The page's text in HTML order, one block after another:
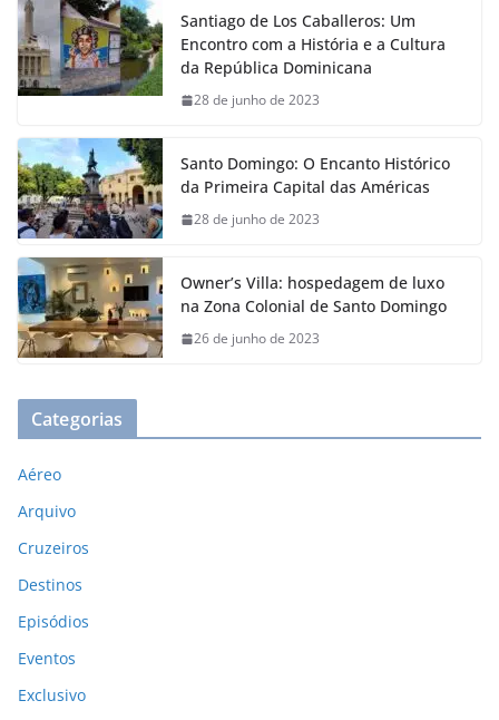
Santiago de Los Caballeros: Um
Encontro com a História e a Cultura
da República Dominicana
28 de junho de 2023
Santo Domingo: O Encanto Histórico
da Primeira Capital das Américas
28 de junho de 2023
Owner’s Villa: hospedagem de luxo
na Zona Colonial de Santo Domingo
26 de junho de 2023
Categorias
Aéreo
Arquivo
Cruzeiros
Destinos
Episódios
Eventos
Exclusivo